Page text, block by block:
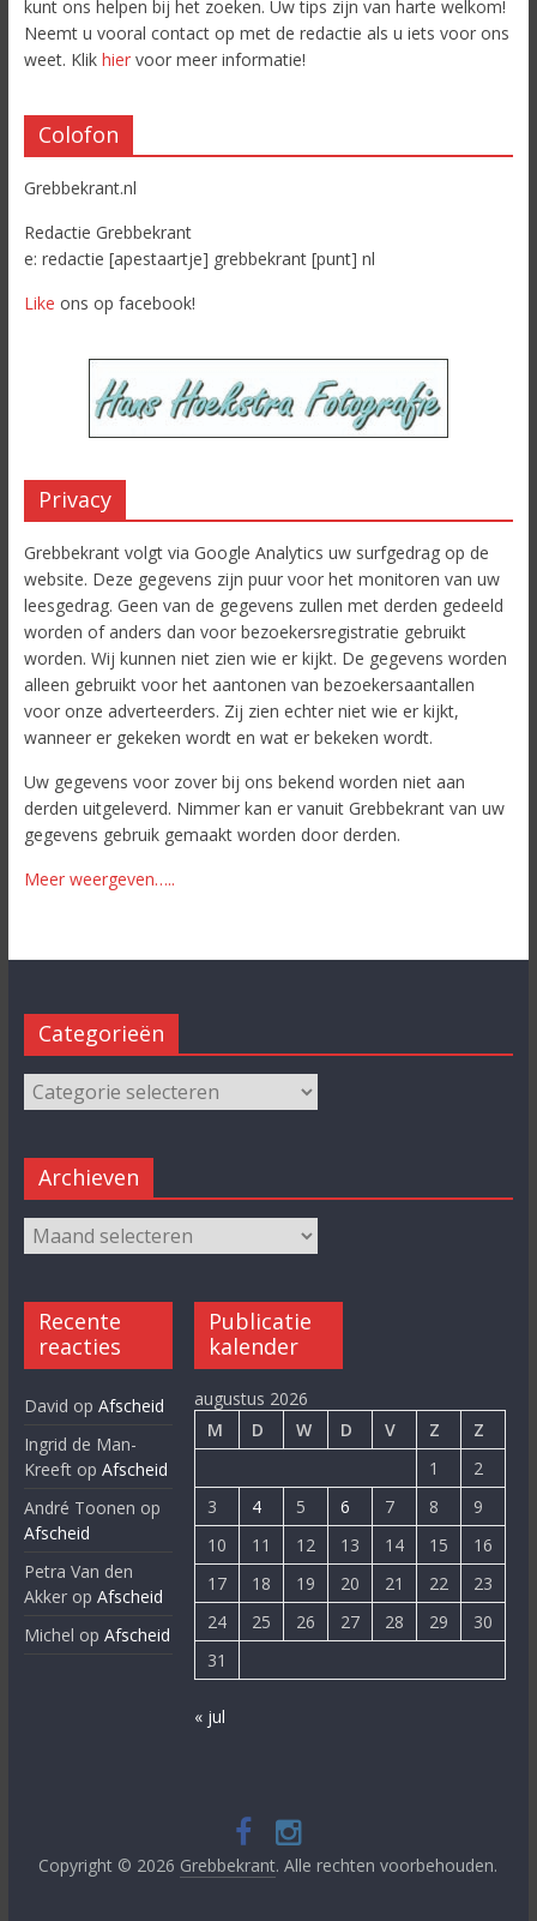
kunt ons helpen bij het zoeken. Uw tips zijn van harte welkom!
Neemt u vooral contact op met de redactie als u iets voor ons
weet. Klik hiervoor meer informatie!
Colofon
Grebbekrant.nl
Redactie Grebbekrant
e: redactie [apestaartje] grebbekrant [punt] nl
Like ons op facebook!
Privacy
Grebbekrant volgt via Google Analytics uw surfgedrag op de
website. Deze gegevens zijn puur voor het monitoren van uw
leesgedrag. Geen van de gegevens zullen met derden gedeeld
worden of anders dan voor bezoekersregistratie gebruikt
worden. Wij kunnen niet zien wie er kijkt. De gegevens worden
alleen gebruikt voor het aantonen van bezoekersaantallen
voor onze adverteerders. Zij zien echter niet wie er kijkt,
wanneer er gekeken wordt en wat er bekeken wordt.
Uw gegevens voor zover bij ons bekend worden niet aan
derden uitgeleverd. Nimmer kan er vanuit Grebbekrant van uw
gegevens gebruik gemaakt worden door derden.
Meer weergeven…..
Categorieën
Archieven
Recente
reacties
David op Afscheid
Ingrid de Man-
Kreeftop Afscheid
André Toonen op
Afscheid
Petra Van den
Akkerop Afscheid
Michel op Afscheid
Publicatie
kalender
augustus 2026
M
D W D V Z
Z
1
2
3
4 5 6 7 8
9
10
11 12 13 14 15
16
17
18 19 20 21 22
23
24
25 26 27 28 29
30
31
« jul
Copyright © 2026 Grebbekrant. Alle rechten voorbehouden.